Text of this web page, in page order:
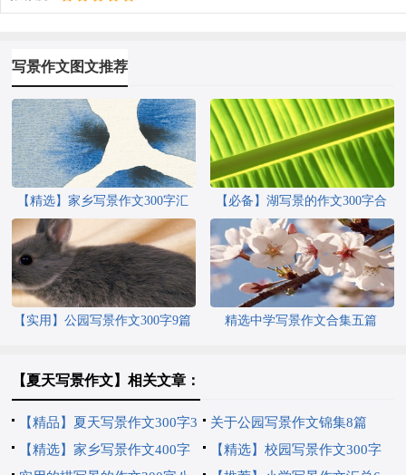
写景作文图文推荐
【精选】家乡写景作文300字汇
编五篇
【必备】湖写景的作文300字合
集八篇
【实用】公园写景作文300字9篇 精选中学写景作文合集五篇
【夏天写景作文】相关文章：
【精品】夏天写景作文300字3
篇
关于公园写景作文锦集8篇
【精选】家乡写景作文400字
【精选】校园写景作文300字